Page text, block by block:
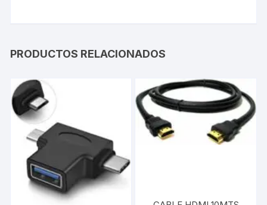
PRODUCTOS RELACIONADOS